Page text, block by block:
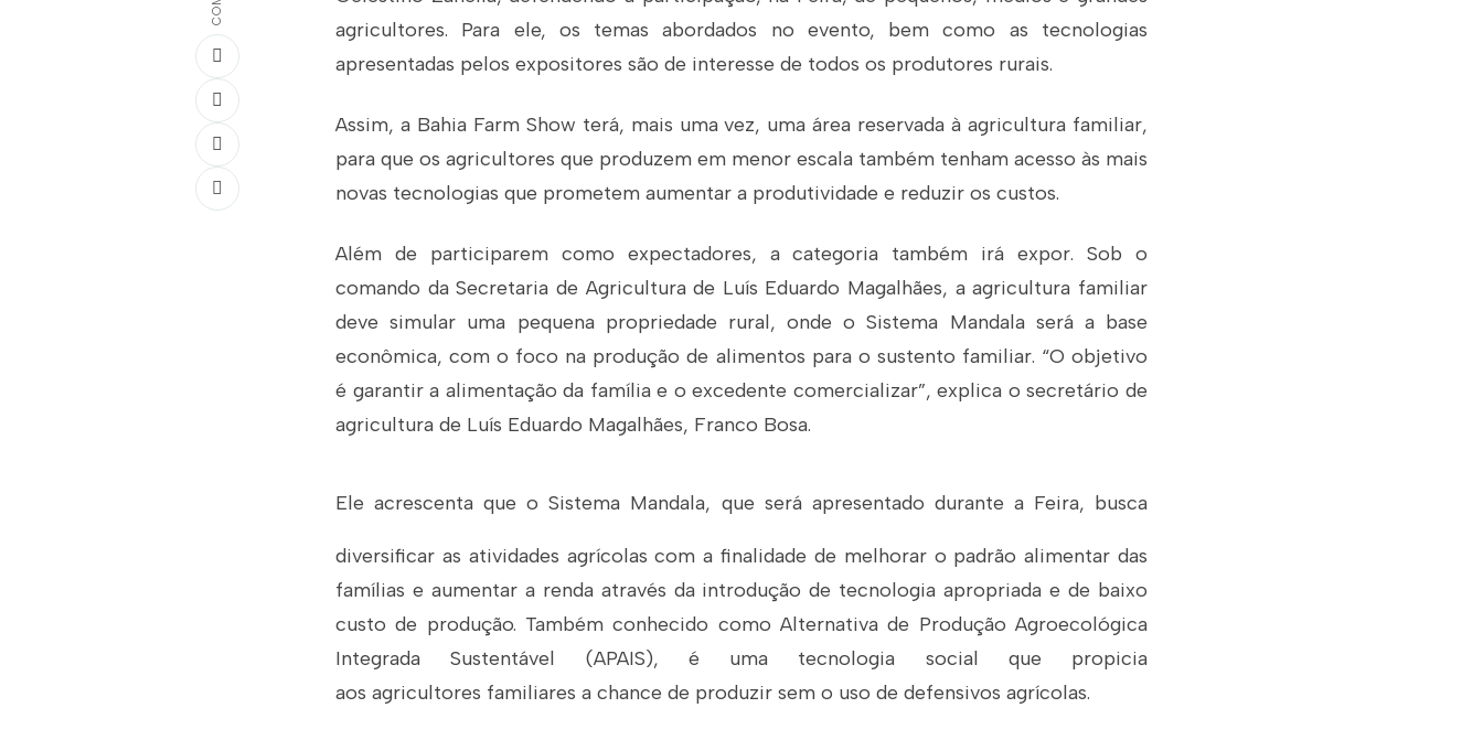
agricultores. Para ele, os temas abordados no evento, bem como as tecnologias
apresentadas pelos expositores são de interesse de todos os produtores rurais.
Assim, a Bahia Farm Show terá, mais uma vez, uma área reservada à agricultura familiar,
para que os agricultores que produzem em menor escala também tenham acesso às mais
novas tecnologias que prometem aumentar a produtividade e reduzir os custos.
Além de participarem como expectadores, a categoria também irá expor. Sob o
comando da Secretaria de Agricultura de Luís Eduardo Magalhães, a agricultura familiar
deve simular uma pequena propriedade rural, onde o Sistema Mandala será a base
econômica, com o foco na produção de alimentos para o sustento familiar. “O objetivo
é garantir a alimentação da família e o excedente comercializar”, explica o secretário de
agricultura de Luís Eduardo Magalhães, Franco Bosa.
Ele acrescenta que o Sistema Mandala, que será apresentado durante a Feira, busca
diversificar as atividades agrícolas com a finalidade de melhorar o padrão alimentar das
famílias e aumentar a renda através da introdução de tecnologia apropriada e de baixo
custo de produção. Também conhecido como Alternativa de Produção Agroecológica
Integrada Sustentável (APAIS), é uma tecnologia social que propicia
aos agricultores familiares a chance de produzir sem o uso de defensivos agrícolas.